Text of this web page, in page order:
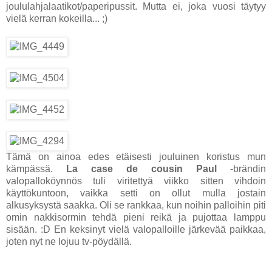
joululahjalaatikot/paperipussit. Mutta ei, joka vuosi täytyy
vielä kerran kokeilla... ;)
Tämä on ainoa edes etäisesti jouluinen koristus mun
kämpässä.
La case de cousin Paul
-brändin
valopalloköynnös tuli viritettyä viikko sitten vihdoin
käyttökuntoon, vaikka setti on ollut mulla jostain
alkusyksystä saakka. Oli se rankkaa, kun noihin palloihin piti
omin nakkisormin tehdä pieni reikä ja pujottaa lamppu
sisään. :D En keksinyt vielä valopalloille järkevää paikkaa,
joten nyt ne lojuu tv-pöydällä.